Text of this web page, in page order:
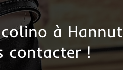
à Hannut
contacter !